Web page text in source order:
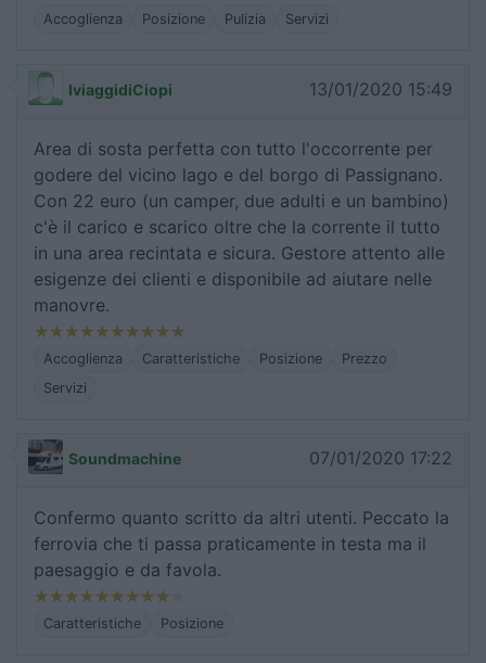
Accoglienza Posizione Pulizia Servizi
IviaggidiCiopi 13/01/2020 15:49
Area di sosta perfetta con tutto l'occorrente per
godere del vicino lago e del borgo di Passignano.
Con 22 euro (un camper, due adulti e un bambino)
c'è il carico e scarico oltre che la corrente il tutto
in una area recintata e sicura. Gestore attento alle
esigenze dei clienti e disponibile ad aiutare nelle
manovre.
Accoglienza Caratteristiche Posizione
Prezzo
Servizi
Soundmachine 07/01/2020 17:22
Confermo quanto scritto da altri utenti. Peccato la
ferrovia che ti passa praticamente in testa ma il
paesaggio e da favola.
Caratteristiche Posizione